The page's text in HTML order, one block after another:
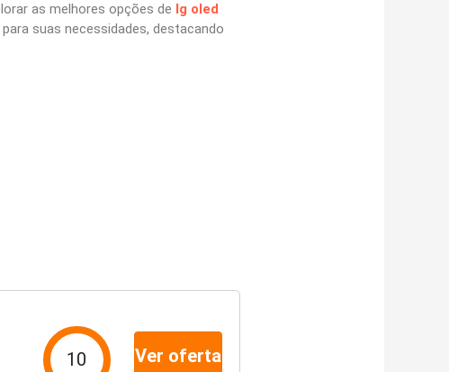
as melhores opções de lg oled
suas necessidades, destacando
10 Ver oferta